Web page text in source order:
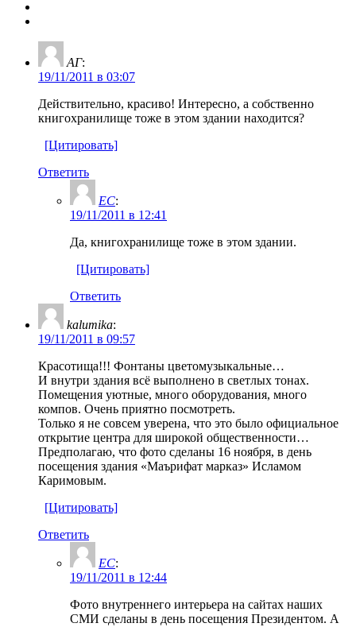
АГ:
19/11/2011 в 03:07
Действительно, красиво! Интересно, а собственно
книгохранилище тоже в этом здании находится?
[Цитировать]
Ответить
ЕС:
19/11/2011 в 12:41
Да, книгохранилище тоже в этом здании.
[Цитировать]
Ответить
kalumika:
19/11/2011 в 09:57
Красотища!!! Фонтаны цветомузыкальные…
И внутри здания всё выполнено в светлых тонах.
Помещения уютные, много оборудования, много
компов. Очень приятно посмотреть.
Только я не совсем уверена, что это было официальное
открытие центра для широкой общественности…
Предполагаю, что фото сделаны 16 ноября, в день
посещения здания «Маърифат марказ» Исламом
Каримовым.
[Цитировать]
Ответить
ЕС:
19/11/2011 в 12:44
Фото внутреннего интерьера на сайтах наших
СМИ сделаны в день посещения Президентом. А